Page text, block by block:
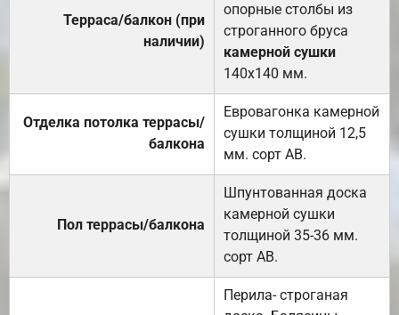
Терраса/балкон (при
наличии)
опорные столбы из
строганного бруса
камерной сушки
140х140 мм.
Отделка потолка террасы/
балкона
Евровагонка камерной
сушки толщиной 12,5
мм. сорт АВ.
Пол террасы/балкона
Шпунтованная доска
камерной сушки
толщиной 35-36 мм.
сорт АВ.
Перила- строганая